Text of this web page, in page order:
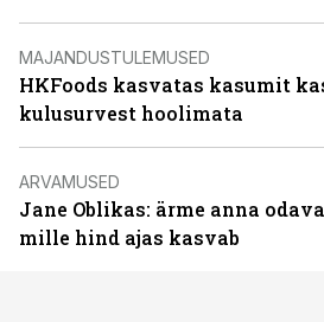
MAJANDUSTULEMUSED
HKFoods kasvatas kasumit
kulusurvest hoolimata
ARVAMUSED
Jane Oblikas: ärme anna
mille hind ajas kasvab